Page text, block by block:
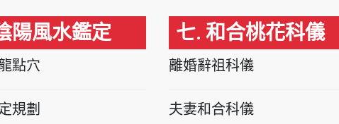
陽風水鑑定
點穴
規劃
七. 和合桃花科儀
離婚辭祖科儀
夫妻和合科儀